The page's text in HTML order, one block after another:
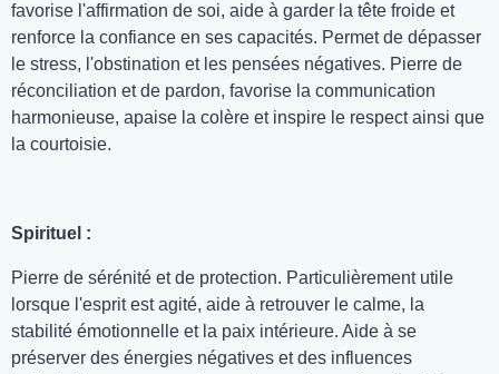
favorise l'affirmation de soi, aide à garder la tête froide et
renforce la confiance en ses capacités. Permet de dépasser
le stress, l'obstination et les pensées négatives. Pierre de
réconciliation et de pardon, favorise la communication
harmonieuse, apaise la colère et inspire le respect ainsi que
la courtoisie.
Spirituel :
Pierre de sérénité et de protection. Particulièrement utile
lorsque l'esprit est agité, aide à retrouver le calme, la
stabilité émotionnelle et la paix intérieure. Aide à se
préserver des énergies négatives et des influences